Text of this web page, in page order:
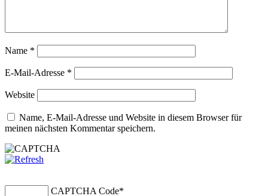
Name *
E-Mail-Adresse *
Website
Name, E-Mail-Adresse und Website in diesem Browser für
meinen nächsten Kommentar speichern.
CAPTCHA Code*